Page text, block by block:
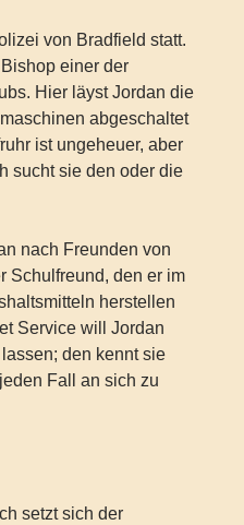
von Bradfield statt.
einer der
Hier läyst Jordan die
abgeschaltet
ist ungeheuer, aber
sucht sie den oder die
nach Freunden von
Schulfreund, den er im
herstellen
Service will Jordan
den kennt sie
Fall an sich zu
setzt sich der